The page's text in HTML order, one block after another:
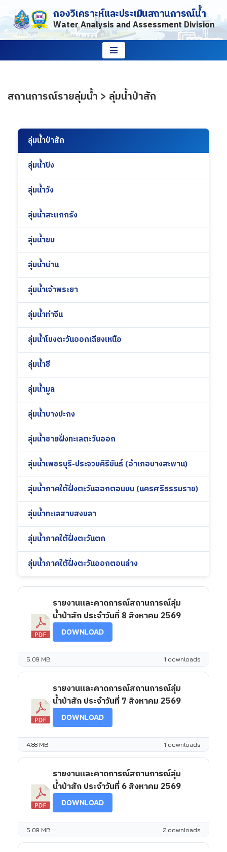
Skip
to
กองวิเคราะห์และประเมินสถานการณ์น้ำ
Water Analysis and Assessment Division
สถานการณ์รายลุ่มน้ำ > ลุ่มน้ำป่าสัก
ลุ่มน้ำป่าสัก
ลุ่มน้ำปิง
ลุ่มน้ำวัง
ลุ่มน้ำสะแกกรัง
ลุ่มน้ำยม
ลุ่มน้ำน่าน
ลุ่มน้ำเจ้าพระยา
ลุ่มน้ำท่าจีน
ลุ่มน้ำโขงตะวันออกเฉียงเหนือ
ลุ่มน้ำชี
ลุ่มน้ำมูล
ลุ่มน้ำบางปะกง
ลุ่มน้ำชายฝั่งทะเลตะวันออก
ลุ่มน้ำเพชรบุรี-ประจวบคีรีขันธ์ (อำเภอบางสะพาน)
ลุ่มน้ำภาคใต้ฝั่งตะวันออกตอนบน (นครศรีธรรมราช)
ลุ่มน้ำทะเลสาบสงขลา
ลุ่มน้ำภาคใต้ฝั่งตะวันตก
ลุ่มน้ำภาคใต้ฝั่งตะวันออกตอนล่าง
รายงานและคาดการณ์สถานการณ์ลุ่ม
น้ำป่าสัก ประจำวันที่ 8 สิงหาคม 2569
DOWNLOAD
1 downloads
5.09 MB
รายงานและคาดการณ์สถานการณ์ลุ่ม
น้ำป่าสัก ประจำวันที่ 7 สิงหาคม 2569
DOWNLOAD
1 downloads
4.88 MB
รายงานและคาดการณ์สถานการณ์ลุ่ม
น้ำป่าสัก ประจำวันที่ 6 สิงหาคม 2569
DOWNLOAD
2 downloads
5.09 MB